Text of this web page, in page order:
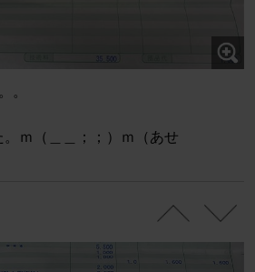
。。
ｍ（＿＿；；）ｍ（あせ